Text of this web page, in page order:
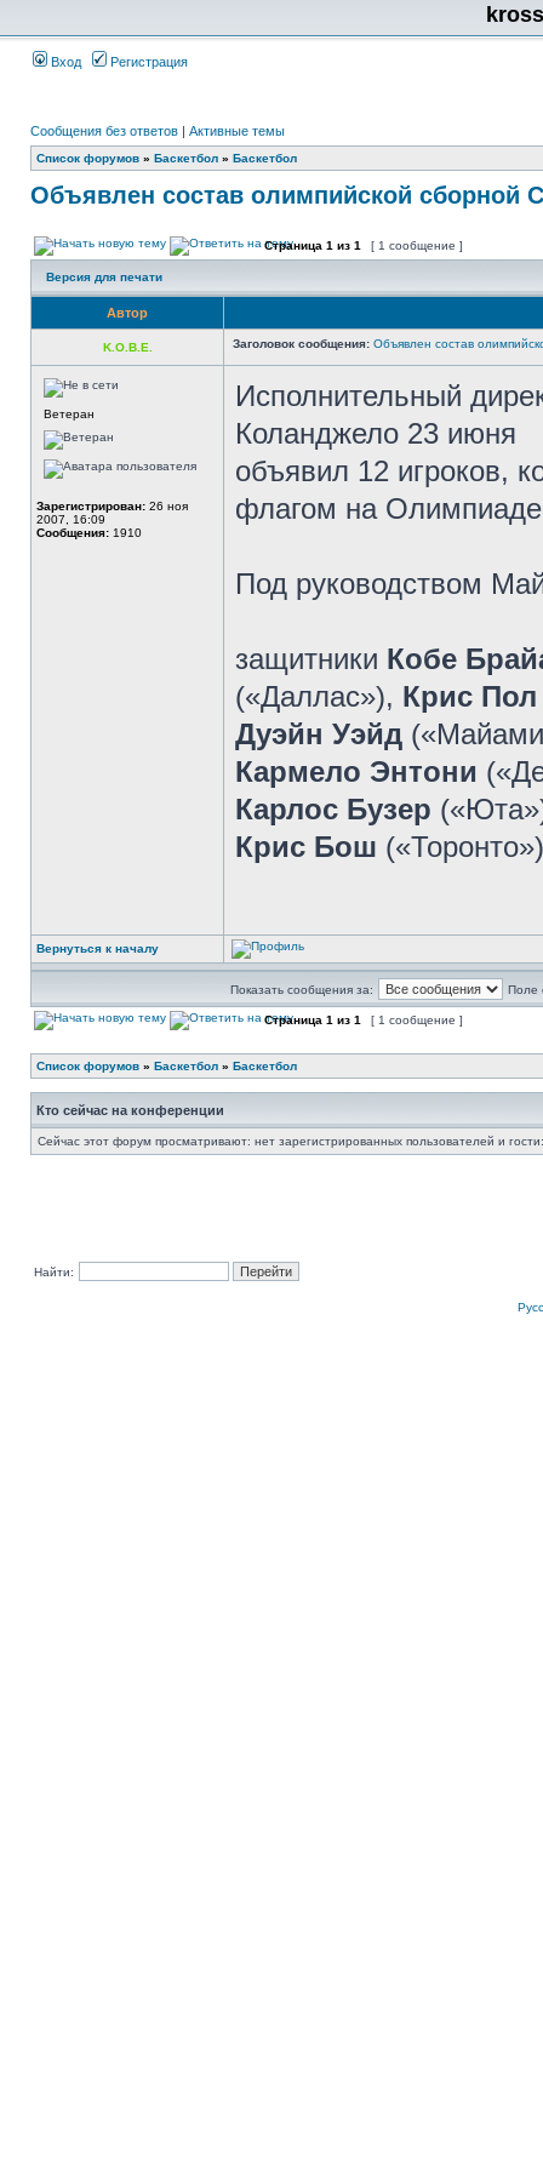
Вход Регистрация
Сообщения без ответов | Активные темы
Список форумов » Баскетбол » Баскетбол
Объявлен состав олимпийской сборной
Страница 1 из 1 [ 1 сообщение ]
Версия для печати
Автор
K.O.B.E. Заголовок сообщения: Объявлен состав
Ветеран
Зарегистрирован: 26 ноя
2007, 16:09
Сообщения: 1910
Исполнительный
Коланджело 23 июня
объявил 12 игроков,
флагом на
Под руководством
защитники Кобе
(«Даллас»), Крис
Дуэйн Уэйд
Кармело Энтони
Карлос Бузер
Крис Бош
Вернуться к началу
Показать сообщения за: Поле
Страница 1 из 1 [ 1 сообщение ]
Список форумов » Баскетбол » Баскетбол
Кто сейчас на конференции
Сейчас этот форум просматривают: нет зарегистрированных пользователей и
Найти: